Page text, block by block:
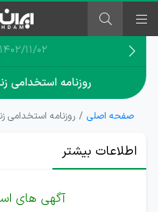
۱۴۰۲/۱۱/۰۲
روزنامه استخدامی زنجان |
صفحه اصلی روزنامه استخدامی زنجان |
اطلاعات بیشتر
آگهی های